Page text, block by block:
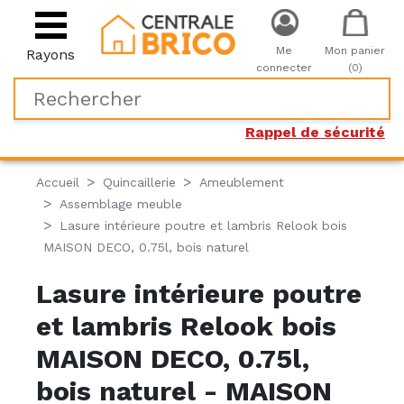
Rayons
Rappel de sécurité
Me
connecter
Mon panier
(0)
Accueil Quincaillerie
Ameublement
Assemblage meuble
Lasure intérieure poutre et lambris Relook bois
MAISON DECO, 0.75l, bois naturel
Lasure intérieure poutre
et lambris Relook bois
MAISON DECO, 0.75l,
bois naturel - MAISON